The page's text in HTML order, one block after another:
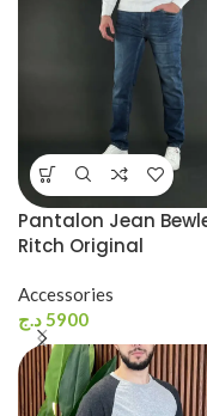
Pantalon Jean
Ritch Original
Accessories
5900د.ج